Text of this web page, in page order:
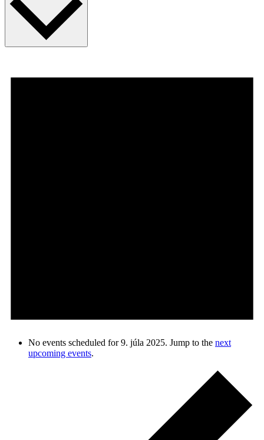
No events scheduled for 9. júla 2025. Jump to the next
upcoming events.